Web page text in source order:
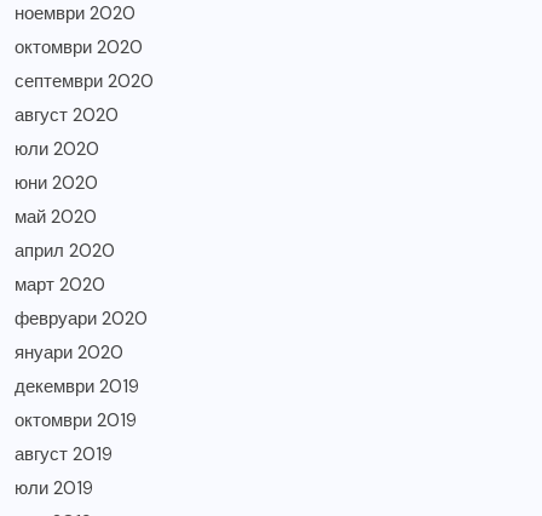
ноември 2020
октомври 2020
септември 2020
август 2020
юли 2020
юни 2020
май 2020
април 2020
март 2020
февруари 2020
януари 2020
декември 2019
октомври 2019
август 2019
юли 2019